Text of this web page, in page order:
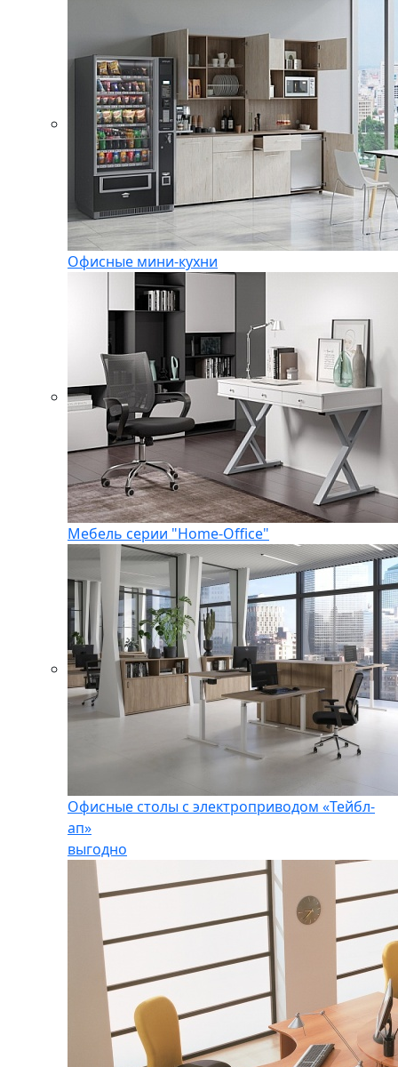
Офисные мини-кухни
Мебель серии "Home-Office"
Офисные столы с электроприводом «Тейбл-
ап»
выгодно